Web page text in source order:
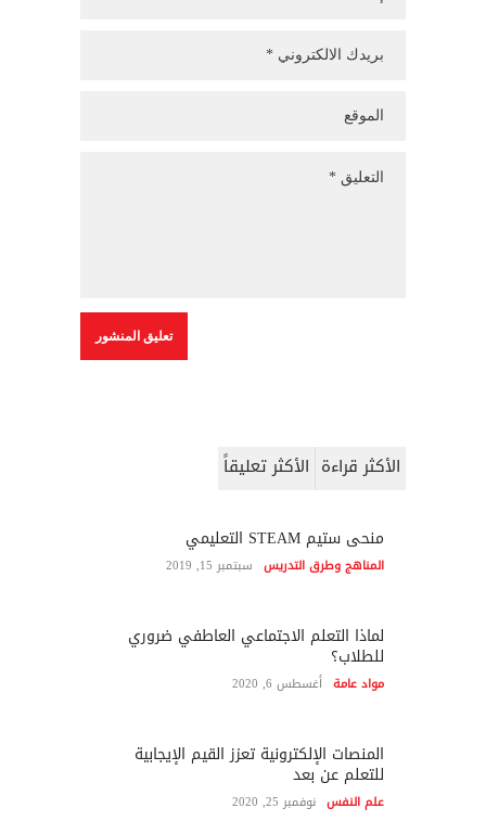
الأكثر قراءة الأكثر تعليقاً
منحى ستيم STEAM التعليمي
المناهج وطرق التدريس سبتمبر 15, 2019
لماذا التعلم الاجتماعي العاطفي ضروري
للطلاب؟
مواد عامة أغسطس 6, 2020
المنصات الإلكترونية تعزز القيم الإيجابية
للتعلم عن بعد
علم النفس نوفمبر 25, 2020